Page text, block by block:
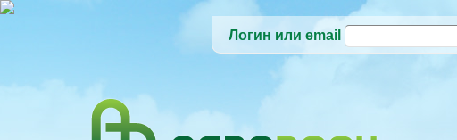
Логин или email